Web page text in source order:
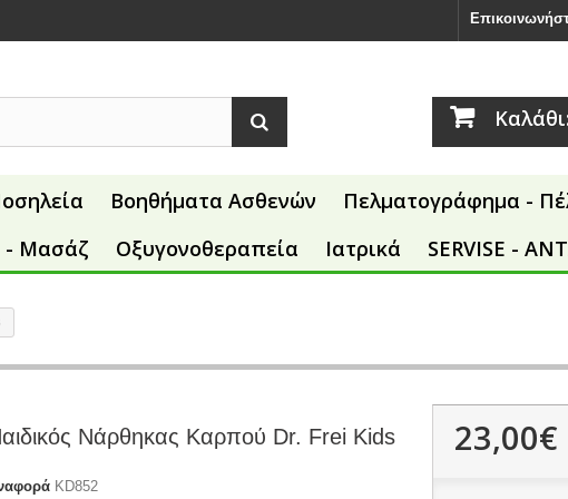
Καλάθι:
Βοηθήματα Ασθενών
Πελματογράφημα -
- Μασάζ Οξυγονοθεραπεία Ιατρικά SERVISE -
Νάρθηκας Καρπού Dr. Frei Kids
KD852
23,00€